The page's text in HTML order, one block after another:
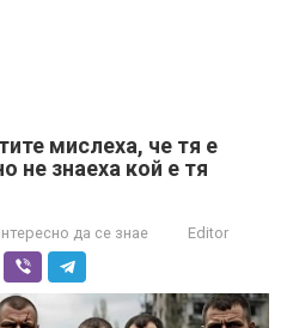
мислеха, че тя е
не знаеха кой е тя
да се знае Editor